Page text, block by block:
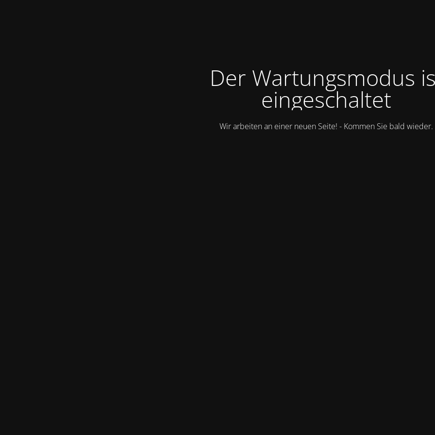
Der Wartungsmodus
eingeschaltet
Wir arbeiten an einer neuen Seite! - Kommen Sie bald wieder.